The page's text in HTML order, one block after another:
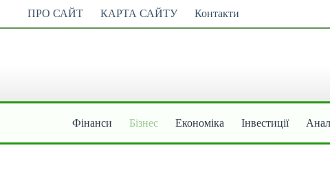
вмісту
ПРО САЙТ КАРТА САЙТУ Контакти
Фінанси Бізнес Економіка Інвестиції